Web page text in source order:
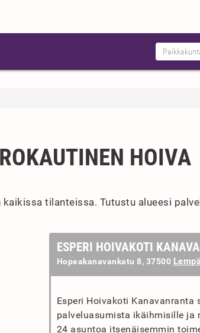
HOIVA
tilanteissa. Tutustu alueesi
ESPERI HOIVAKOTI
Hopeakanavankatu 8, 37500
Esperi Hoivakoti
palveluasumista ikäihmisille ja
24 asuntoa itsenäisemmin